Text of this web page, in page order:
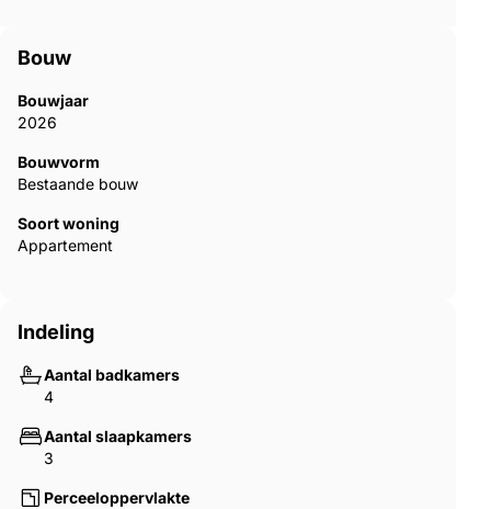
Bouw
Bouwjaar
2026
Bouwvorm
Bestaande bouw
Soort woning
Appartement
Indeling
Aantal badkamers
4
Aantal slaapkamers
3
Perceeloppervlakte